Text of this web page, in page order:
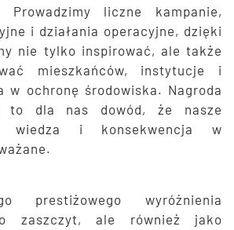
Prowadzimy liczne kampanie,
i działania operacyjne, dzięki
nie tylko inspirować, ale także
mieszkańców, instytucje i
w ochronę środowiska. Nagroda
to dla nas dowód, że nasze
wiedza i konsekwencja w
prestiżowego wyróżnienia
zaszczyt, ale również jako